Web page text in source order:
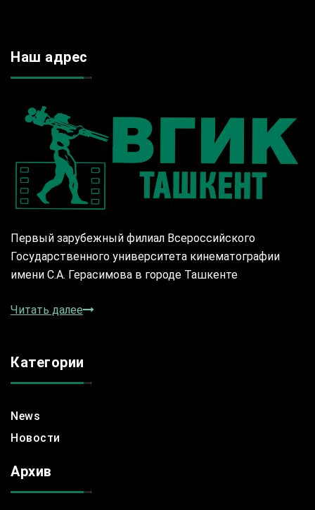
Наш адрес
Первый зарубежный филиал Всероссийского
Государственного университета кинематографии
имени С.А. Герасимова в городе Ташкенте
Читать далее
Категории
News
Новости
Архив